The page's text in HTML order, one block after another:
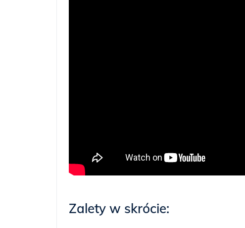
Zalety w skrócie: